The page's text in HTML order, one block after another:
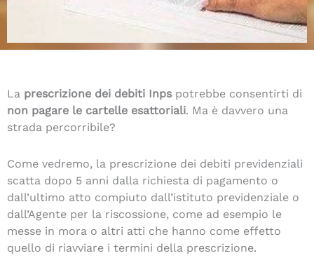
La prescrizione dei debiti Inps potrebbe consentirti di
non pagare le cartelle esattoriali. Ma è davvero una
strada percorribile?
Come vedremo, la prescrizione dei debiti previdenziali
scatta dopo 5 anni dalla richiesta di pagamento o
dall’ultimo atto compiuto dall’istituto previdenziale o
dall’Agente per la riscossione, come ad esempio le
messe in mora o altri atti che hanno come effetto
quello di riavviare i termini della prescrizione.